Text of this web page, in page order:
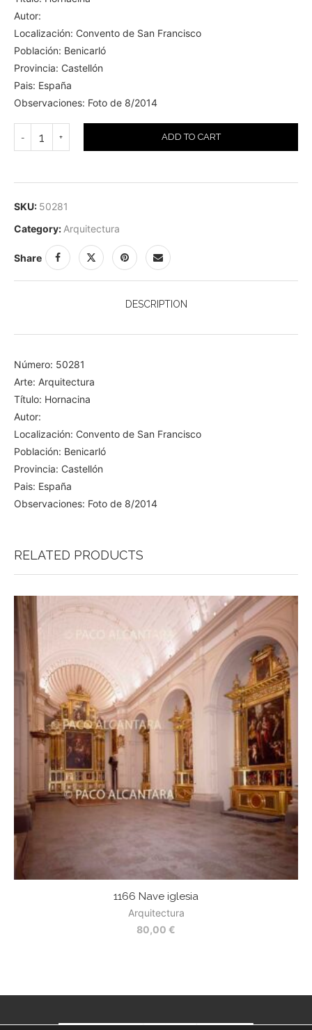
Autor:
Localización: Convento de San Francisco
Población: Benicarló
Provincia: Castellón
Pais: España
Observaciones: Foto de 8/2014
ADD TO CART
SKU: 50281
Category: Arquitectura
Share
DESCRIPTION
Número: 50281
Arte: Arquitectura
Título: Hornacina
Autor:
Localización: Convento de San Francisco
Población: Benicarló
Provincia: Castellón
Pais: España
Observaciones: Foto de 8/2014
RELATED PRODUCTS
1166 Nave iglesia
Arquitectura
80,00 €